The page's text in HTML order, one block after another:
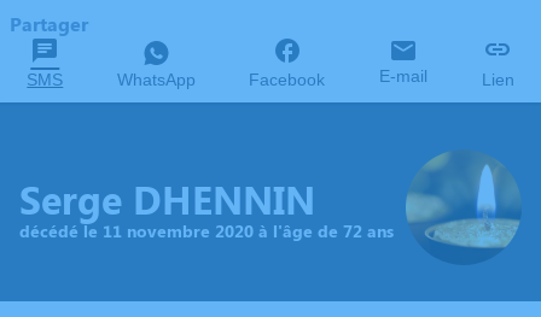
Partager
SMS WhatsApp Facebook E-mail Lien
Serge DHENNIN
décédé le 11 novembre 2020 à l'âge de 72 ans